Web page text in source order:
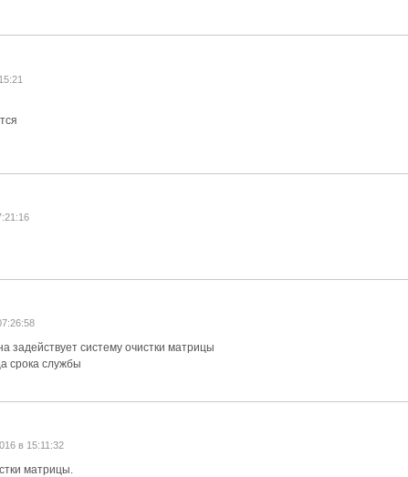
задействует систему очистки матрицы
срока службы
в 15:11:32
матрицы.